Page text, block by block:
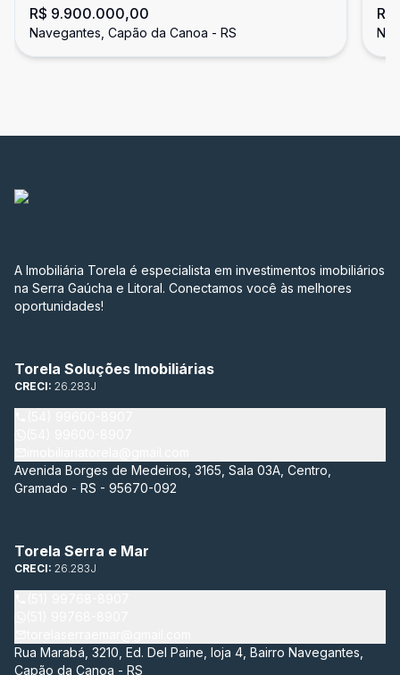
R$ 9.900.000,00
Navegantes, Capão da Canoa - RS
R$
A Imobiliária Torela é especialista em investimentos imobiliários
na Serra Gaúcha e Litoral. Conectamos você às melhores
oportunidades!
Torela Soluções Imobiliárias
CRECI: 26.283J
Avenida Borges de Medeiros, 3165, Sala 03A, Centro,
Gramado - RS - 95670-092
Torela Serra e Mar
CRECI: 26.283J
Rua Marabá, 3210, Ed. Del Paine, loja 4, Bairro Navegantes,
Capão da Canoa - RS